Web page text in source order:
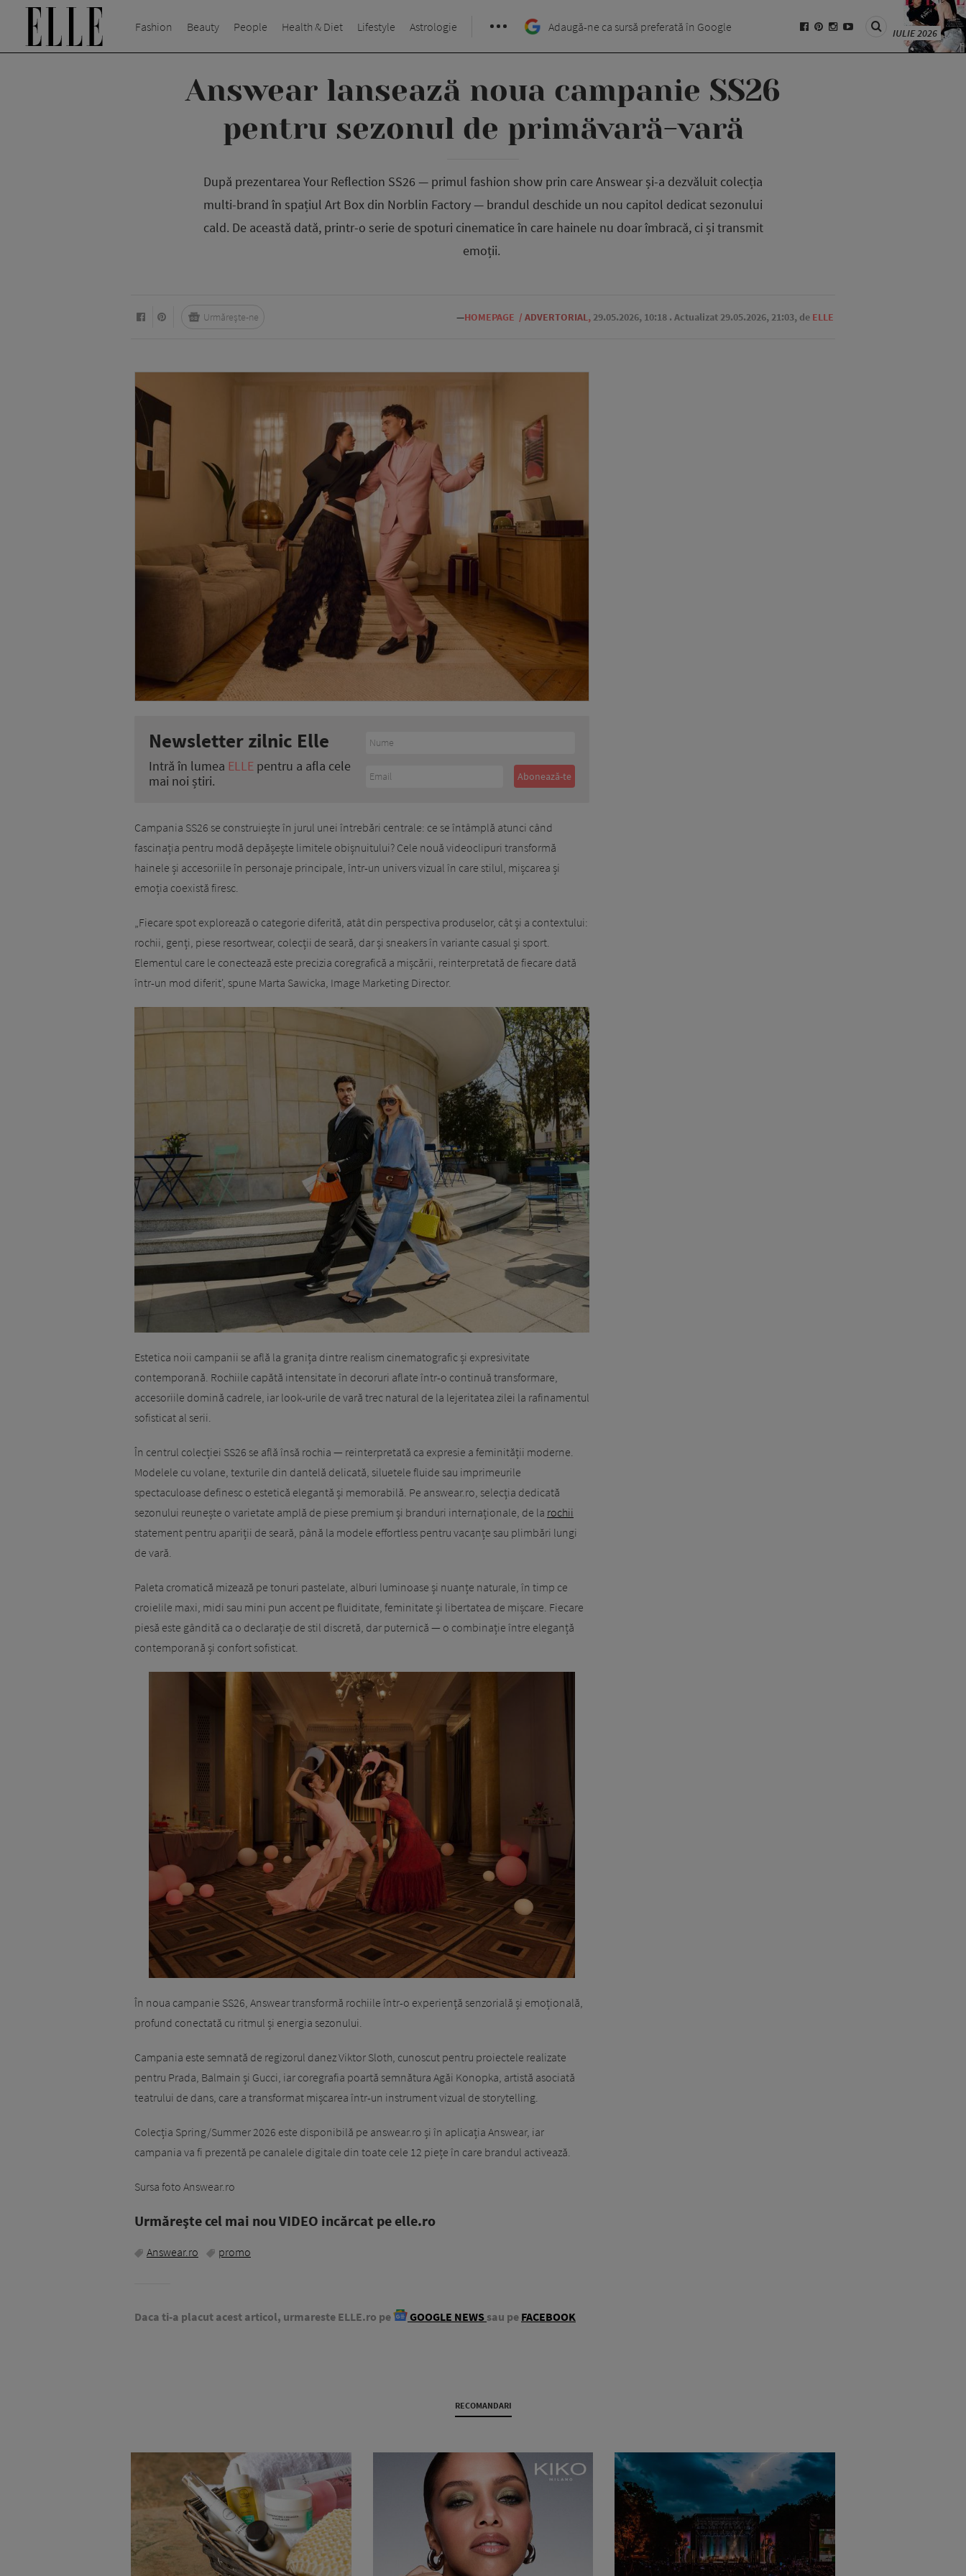
Fashion Beauty People Health & Diet Lifestyle Astrologie Adaugă-ne ca sursă preferată în Google IULIE 2026
Answear lansează noua campanie SS26
pentru sezonul de primăvară-vară
După prezentarea Your Reflection SS26 — primul fashion show prin care Answear și-a dezvăluit colecția
multi-brand în spațiul Art Box din Norblin Factory — brandul deschide un nou capitol dedicat sezonului
cald. De această dată, printr-o serie de spoturi cinematice în care hainele nu doar îmbracă, ci și transmit
emoții.
—HOMEPAGE / ADVERTORIAL, 29.05.2026, 10:18 . Actualizat 29.05.2026, 21:03, de ELLE
Urmărește-ne
Newsletter zilnic Elle
Intră în lumea ELLE pentru a afla cele
mai noi știri.
Campania SS26 se construiește în jurul unei întrebări centrale: ce se întâmplă atunci când
fascinația pentru modă depășește limitele obișnuitului? Cele nouă videoclipuri transformă
hainele și accesoriile în personaje principale, într-un univers vizual în care stilul, mișcarea și
emoția coexistă firesc.
„Fiecare spot explorează o categorie diferită, atât din perspectiva produselor, cât și a contextului:
rochii, genți, piese resortwear, colecții de seară, dar și sneakers în variante casual și sport.
Elementul care le conectează este precizia coregrafică a mișcării, reinterpretată de fiecare dată
într-un mod diferit', spune Marta Sawicka, Image Marketing Director.
Estetica noii campanii se află la granița dintre realism cinematografic și expresivitate
contemporană. Rochiile capătă intensitate în decoruri aflate într-o continuă transformare,
accesoriile domină cadrele, iar look-urile de vară trec natural de la lejeritatea zilei la rafinamentul
sofisticat al serii.
În centrul colecției SS26 se află însă rochia — reinterpretată ca expresie a feminității moderne.
Modelele cu volane, texturile din dantelă delicată, siluetele fluide sau imprimeurile
spectaculoase definesc o estetică elegantă și memorabilă. Pe answear.ro, selecția dedicată
sezonului reunește o varietate amplă de piese premium și branduri internaționale, de la rochii
statement pentru apariții de seară, până la modele effortless pentru vacanțe sau plimbări lungi
de vară.
Paleta cromatică mizează pe tonuri pastelate, alburi luminoase și nuanțe naturale, în timp ce
croielile maxi, midi sau mini pun accent pe fluiditate, feminitate și libertatea de mișcare. Fiecare
piesă este gândită ca o declarație de stil discretă, dar puternică — o combinație între eleganță
contemporană și confort sofisticat.
În noua campanie SS26, Answear transformă rochiile într-o experiență senzorială și emoțională,
profund conectată cu ritmul și energia sezonului.
Campania este semnată de regizorul danez Viktor Sloth, cunoscut pentru proiectele realizate
pentru Prada, Balmain și Gucci, iar coregrafia poartă semnătura Agăi Konopka, artistă asociată
teatrului de dans, care a transformat mișcarea într-un instrument vizual de storytelling.
Colecția Spring/Summer 2026 este disponibilă pe answear.ro și în aplicația Answear, iar
campania va fi prezentă pe canalele digitale din toate cele 12 piețe în care brandul activează.
Sursa foto Answear.ro
Urmăreşte cel mai nou VIDEO incărcat pe elle.ro
Answear.ro promo
Daca ti-a placut acest articol, urmareste ELLE.ro pe GOOGLE NEWS sau pe FACEBOOK
RECOMANDARI